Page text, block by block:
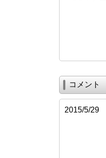
コメント
2015/5/29